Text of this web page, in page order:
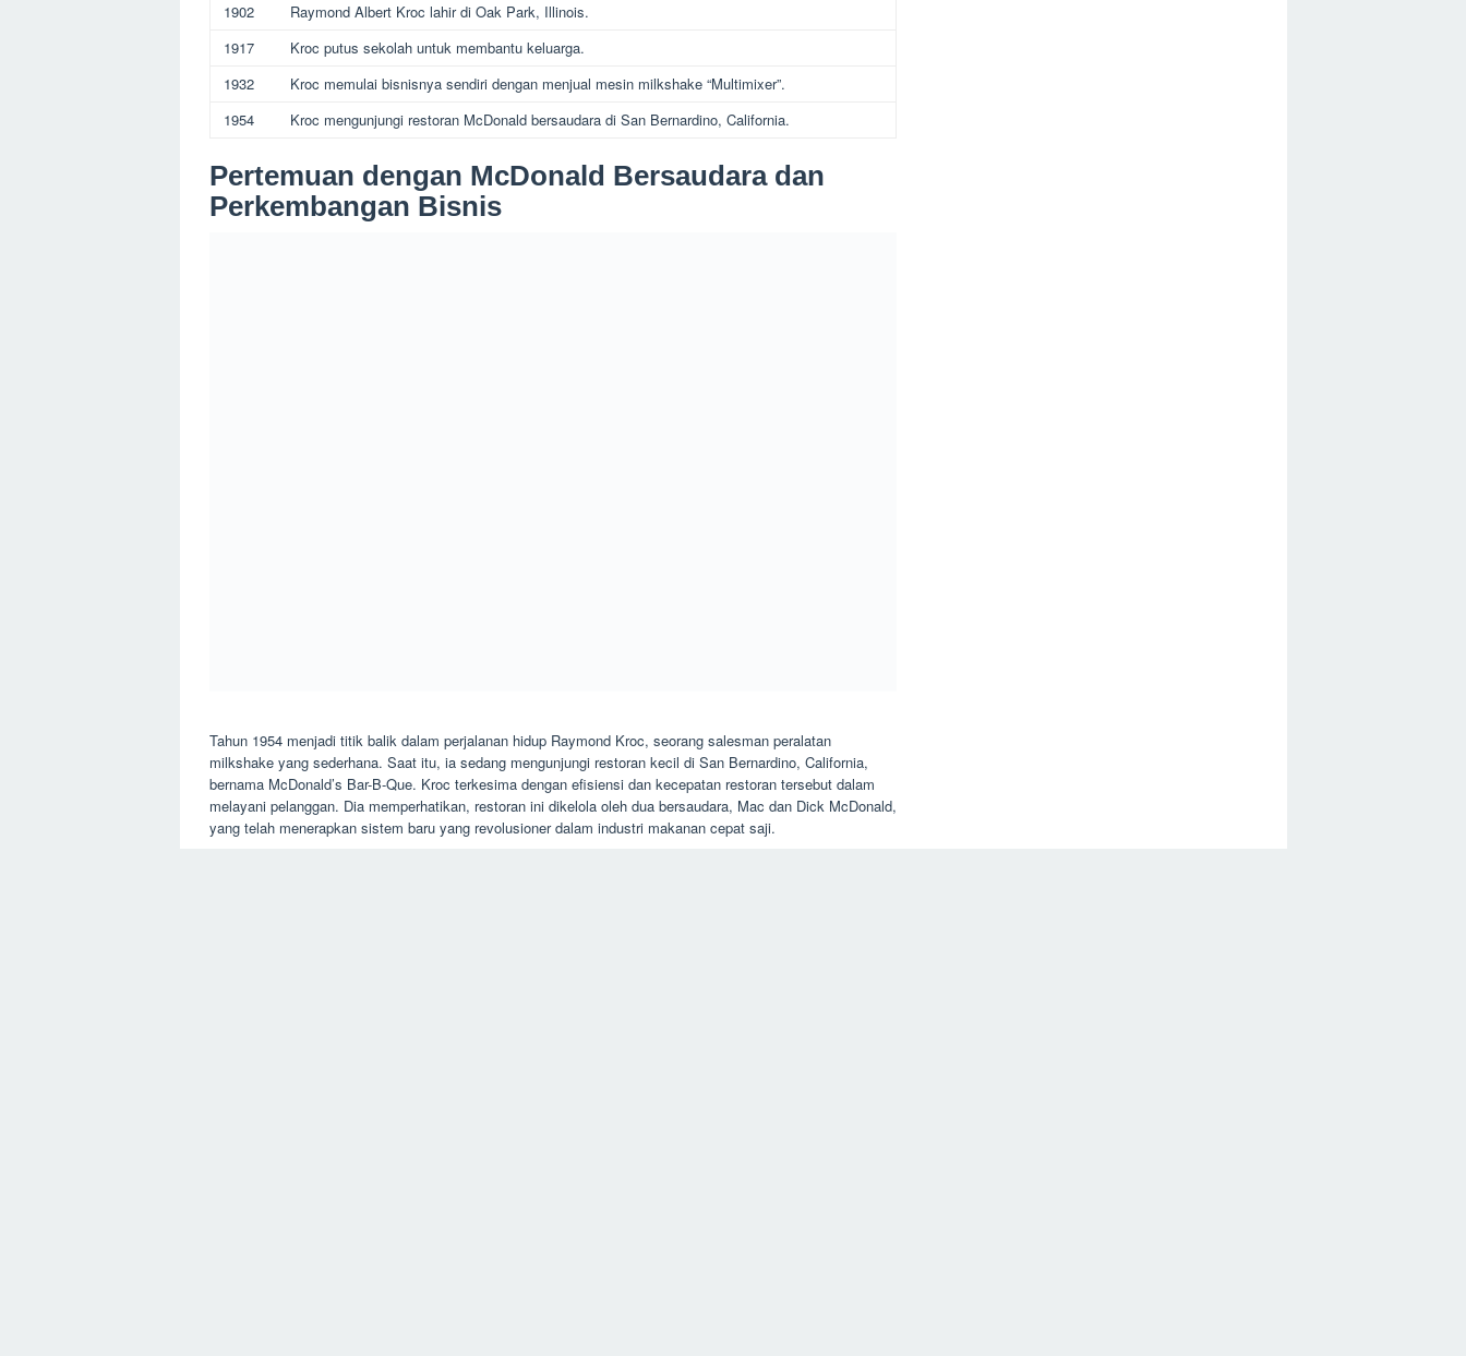
1902
Raymond Albert Kroc lahir di Oak Park, Illinois.
1917
Kroc putus sekolah untuk membantu keluarga.
1932
Kroc memulai bisnisnya sendiri dengan menjual mesin milkshake “Multimixer”.
1954
Kroc mengunjungi restoran McDonald bersaudara di San Bernardino, California.
Pertemuan dengan McDonald Bersaudara dan
Perkembangan Bisnis
Tahun 1954 menjadi titik balik dalam perjalanan hidup Raymond Kroc, seorang salesman peralatan
milkshake yang sederhana. Saat itu, ia sedang mengunjungi restoran kecil di San Bernardino, California,
bernama McDonald’s Bar-B-Que. Kroc terkesima dengan efisiensi dan kecepatan restoran tersebut dalam
melayani pelanggan. Dia memperhatikan, restoran ini dikelola oleh dua bersaudara, Mac dan Dick McDonald,
yang telah menerapkan sistem baru yang revolusioner dalam industri makanan cepat saji.